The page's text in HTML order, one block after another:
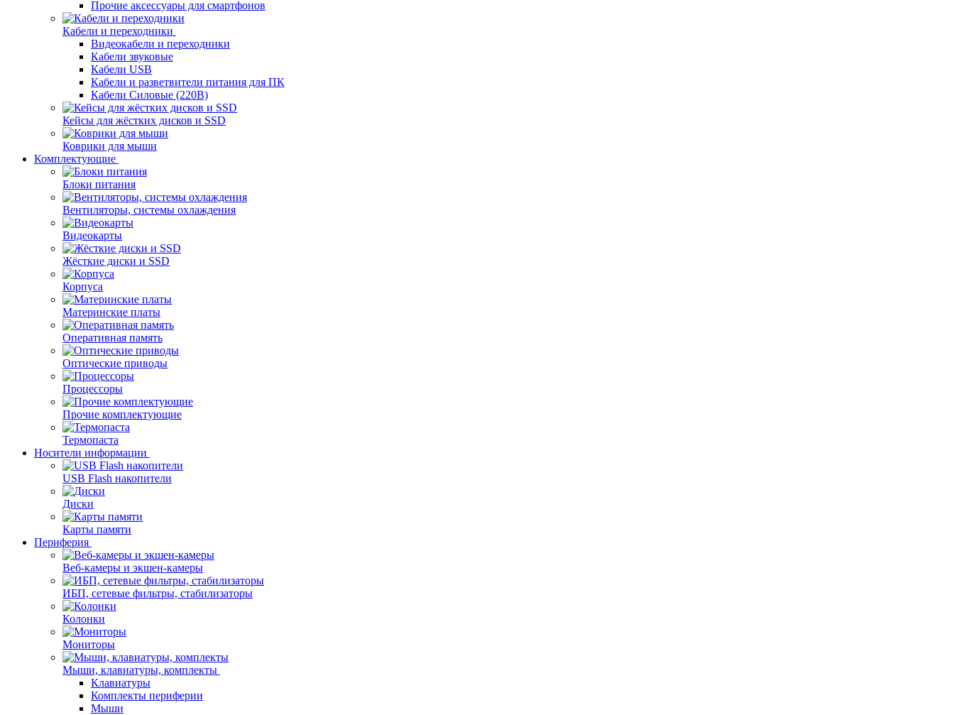
Прочие аксессуары для смартфонов
Кабели и переходники
Видеокабели и переходники
Кабели звуковые
Кабели USB
Кабели и разветвители питания для ПК
Кабели Силовые (220В)
Кейсы для жёстких дисков и SSD
Коврики для мыши
Комплектующие
Блоки питания
Вентиляторы, системы охлаждения
Видеокарты
Жёсткие диски и SSD
Корпуса
Материнские платы
Оперативная память
Оптические приводы
Процессоры
Прочие комплектующие
Термопаста
Носители информации
USB Flash накопители
Диски
Карты памяти
Периферия
Веб-камеры и экшен-камеры
ИБП, сетевые фильтры, стабилизаторы
Колонки
Мониторы
Мыши, клавиатуры, комплекты
Клавиатуры
Комплекты периферии
Мыши